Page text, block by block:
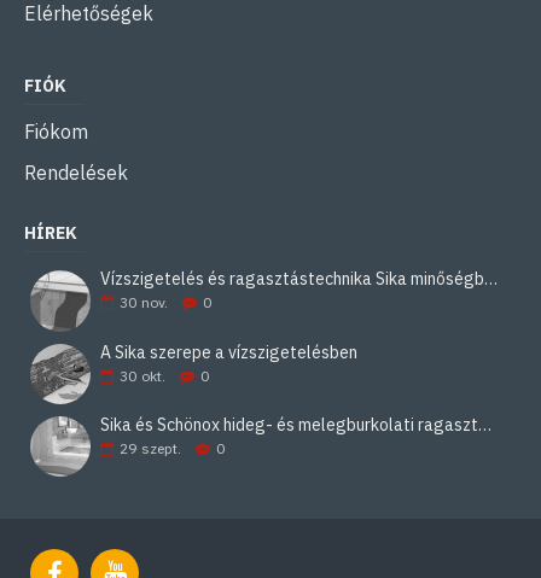
Elérhetőségek
FIÓK
Fiókom
Rendelések
HÍREK
Vízszigetelés és ragasztástechnika Sika minőségben
30 nov. 0
A Sika szerepe a vízszigetelésben
30 okt. 0
Sika és Schönox hideg- és melegburkolati ragasztási rendszerek
29 szept. 0